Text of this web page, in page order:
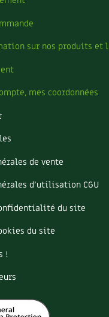
sur nos produits et
mes coordonnées
de vente
d’utilisation CGU
du site
du site
!